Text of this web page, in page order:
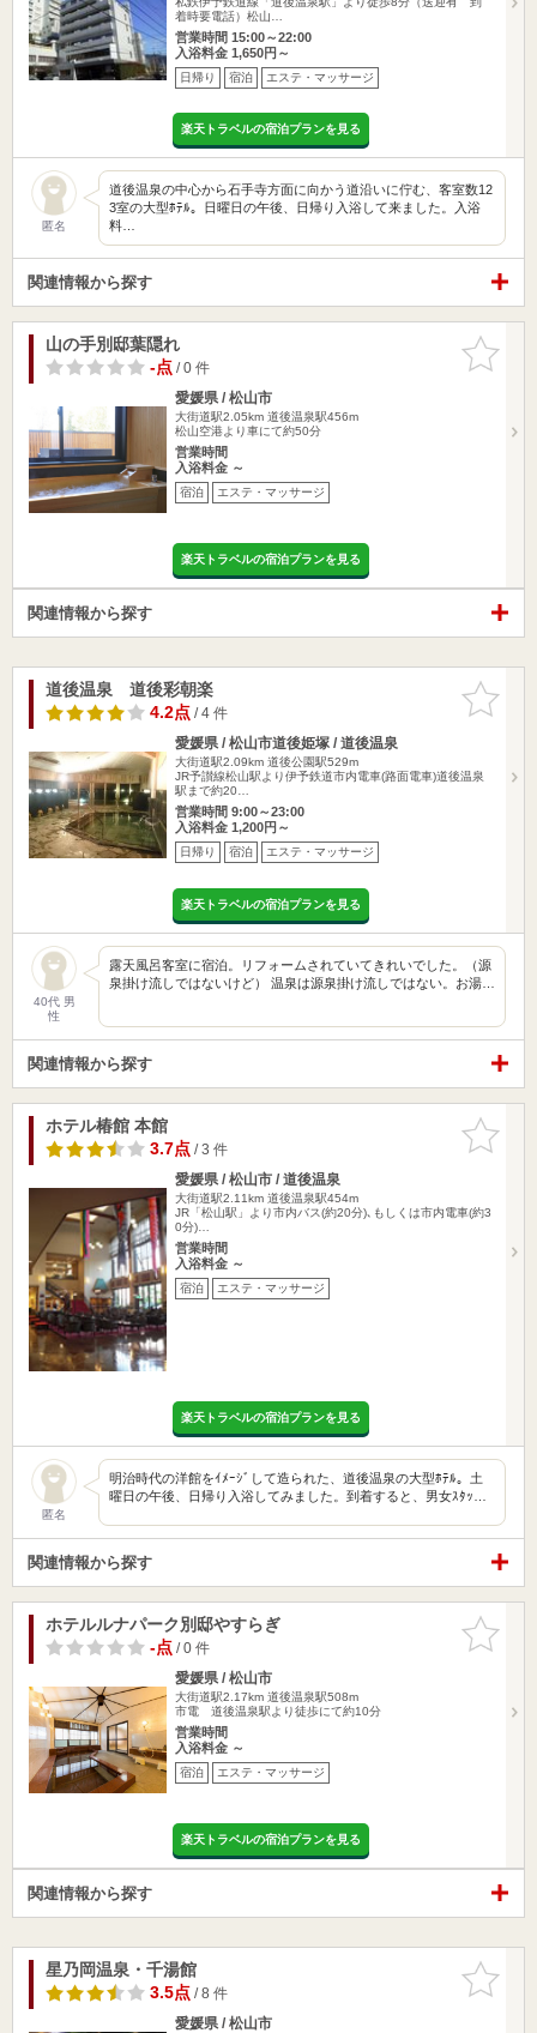
着時要電話）松山…
営業時間 15:00～22:00
入浴料金 1,650円～
日帰り 宿泊 エステ・マッサージ
楽天トラベルの宿泊プランを見る
匿名
道後温泉の中心から石手寺方面に向かう道沿いに佇む、客室数12
3室の大型ﾎﾃﾙ。日曜日の午後、日帰り入浴して来ました。入浴
料…
関連情報から探す
お気に入
りに追加
山の手別邸葉隠れ
-点/ 0 件
愛媛県 / 松山市
大街道駅2.05km 道後温泉駅456m
松山空港より車にて約50分
営業時間
入浴料金 ～
宿泊 エステ・マッサージ
楽天トラベルの宿泊プランを見る
関連情報から探す
お気に入
りに追加
道後温泉 道後彩朝楽
4.2点/ 4 件
愛媛県 / 松山市道後姫塚 / 道後温泉
大街道駅2.09km 道後公園駅529m
JR予讃線松山駅より伊予鉄道市内電車(路面電車)道後温泉
駅まで約20…
営業時間 9:00～23:00
入浴料金 1,200円～
日帰り 宿泊 エステ・マッサージ
楽天トラベルの宿泊プランを見る
40代 男
性
露天風呂客室に宿泊。リフォームされていてきれいでした。（源
泉掛け流しではないけど） 温泉は源泉掛け流しではない。お湯…
関連情報から探す
お気に入
りに追加
ホテル椿館 本館
3.7点/ 3 件
愛媛県 / 松山市 / 道後温泉
大街道駅2.11km 道後温泉駅454m
JR「松山駅」より市内バス(約20分)､もしくは市内電車(約3
0分)…
営業時間
入浴料金 ～
宿泊 エステ・マッサージ
楽天トラベルの宿泊プランを見る
匿名
明治時代の洋館をｲﾒｰｼﾞして造られた、道後温泉の大型ﾎﾃﾙ。土
曜日の午後、日帰り入浴してみました。到着すると、男女ｽﾀｯ…
関連情報から探す
お気に入
りに追加
ホテルルナパーク別邸やすらぎ
-点/ 0 件
愛媛県 / 松山市
大街道駅2.17km 道後温泉駅508m
市電 道後温泉駅より徒歩にて約10分
営業時間
入浴料金 ～
宿泊 エステ・マッサージ
楽天トラベルの宿泊プランを見る
関連情報から探す
お気に入
りに追加
星乃岡温泉・千湯館
3.5点/ 8 件
愛媛県 / 松山市